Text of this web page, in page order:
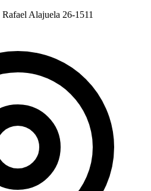
Rafael Alajuela 26-1511